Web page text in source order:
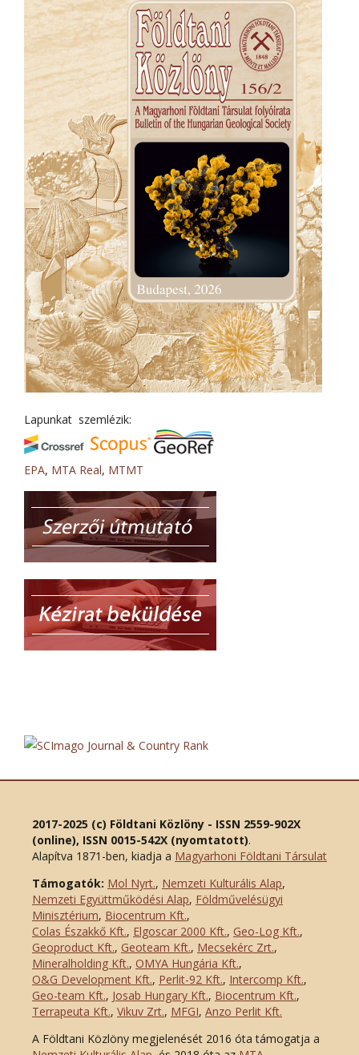
Lapunkat szemlézik:
EPA, MTA Real, MTMT
2017-2025 (c) Földtani Közlöny - ISSN 2559-902X
(online), ISSN 0015-542X (nyomtatott).
Alapítva 1871-ben, kiadja a Magyarhoni Földtani Társulat
Támogatók: Mol Nyrt., Nemzeti Kulturális Alap,
Nemzeti Együttműködési Alap, Földművelésügyi
Minisztérium, Biocentrum Kft.,
Colas Északkő Kft., Elgoscar 2000 Kft., Geo-Log Kft.,
Geoproduct Kft., Geoteam Kft., Mecsekérc Zrt.,
Mineralholding Kft., OMYA Hungária Kft.,
O&G Development Kft., Perlit-92 Kft., Intercomp Kft.,
Geo-team Kft., Josab Hungary Kft., Biocentrum Kft.,
Terrapeuta Kft., Vikuv Zrt., MFGI, Anzo Perlit Kft.
A Földtani Közlöny megjelenését 2016 óta támogatja a